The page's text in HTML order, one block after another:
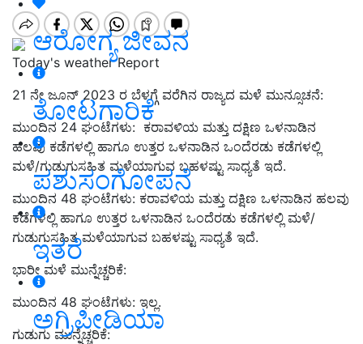
ಆರೋಗ್ಯ ಜೀವನ
ತೋಟಗಾರಿಕೆ
ಪಶುಸಂಗೋಪನೆ
ಇತರೆ
ಅಗ್ರಿಪೀಡಿಯಾ
Today's weather Report
21 ನೇ ಜೂನ್ 2023 ರ ಬೆಳಗ್ಗೆ ವರೆಗಿನ ರಾಜ್ಯದ ಮಳೆ ಮುನ್ಸೂಚನೆ:
ಮುಂದಿನ 24 ಘಂಟೆಗಳು: ಕರಾವಳಿಯ ಮತ್ತು ದಕ್ಷಿಣ ಒಳನಾಡಿನ
ಹಲವು ಕಡೆಗಳಲ್ಲಿ ಹಾಗೂ ಉತ್ತರ ಒಳನಾಡಿನ ಒಂದೆರಡು ಕಡೆಗಳಲ್ಲಿ
ಮಳೆ/ಗುಡುಗುಸಹಿತ ಮಳೆಯಾಗುವ ಬಹಳಷ್ಟು ಸಾಧ್ಯತೆ ಇದೆ.
ಮುಂದಿನ 48 ಘಂಟೆಗಳು: ಕರಾವಳಿಯ ಮತ್ತು ದಕ್ಷಿಣ ಒಳನಾಡಿನ ಹಲವು
ಕಡೆಗಳಲ್ಲಿ ಹಾಗೂ ಉತ್ತರ ಒಳನಾಡಿನ ಒಂದೆರಡು ಕಡೆಗಳಲ್ಲಿ ಮಳೆ/
ಗುಡುಗುಸಹಿತ ಮಳೆಯಾಗುವ ಬಹಳಷ್ಟು ಸಾಧ್ಯತೆ ಇದೆ.
ಭಾರೀ ಮಳೆ ಮುನ್ನೆಚ್ಚರಿಕೆ:
ಮುಂದಿನ 48 ಘಂಟೆಗಳು: ಇಲ್ಲ.
ಗುಡುಗು ಮುನ್ನೆಚ್ಚರಿಕೆ: